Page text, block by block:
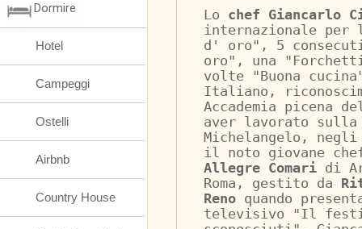
Lo chef Giancarlo
internazionale per
d' oro", 5
oro", una
volte "Buona
Italiano,
Accademia picena
aver lavorato
Michelangelo,
il noto giovane
Allegre Comari di
Roma, gestito da
Reno quando
televisivo "Il
Dormire
Hotel
Campeggi
Ostelli
Airbnb
Country House